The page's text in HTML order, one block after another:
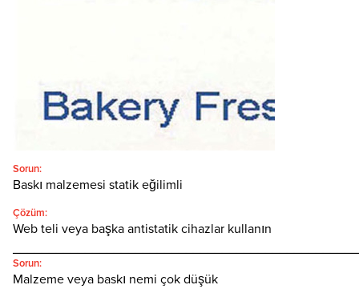
Sorun:
Baskı malzemesi statik eğilimli
Çözüm:
Web teli veya başka antistatik cihazlar kullanın
Sorun:
Malzeme veya baskı nemi çok düşük